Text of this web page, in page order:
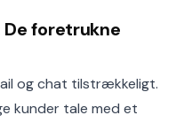
De foretrukne
og chat tilstrækkeligt.
kunder tale med et